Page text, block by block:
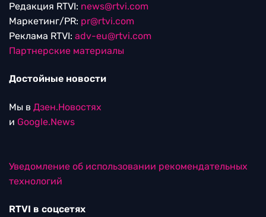
Редакция RTVI: news@rtvi.com
Маркетинг/PR: pr@rtvi.com
Реклама RTVI: adv-eu@rtvi.com
Партнерские материалы
Достойные новости
Мы в Дзен.Новостях
и Google.News
Уведомление об использовании рекомендательных
технологий
RTVI в соцсетях